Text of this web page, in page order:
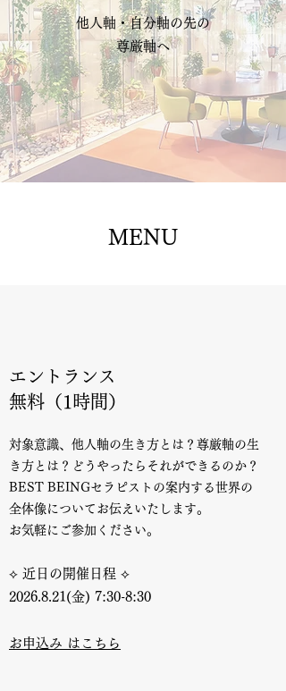
他人軸・自分軸の先の
​尊厳軸へ
MENU
エントランス
無料（1時間）
対象意識、他人軸の生き方とは？尊厳軸の生
き方とは？どうやったらそれができるのか？
BEST BEINGセラピストの案内する世界の
全体像についてお伝えいたします。
​お気軽にご参加ください。
⟡ 近日の開催日程 ⟡
2026.8.21(金) 7:30-8:30
お申込み はこちら